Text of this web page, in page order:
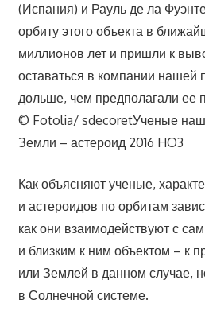
(Испания) и Рауль де ла
орбиту этого объекта в
миллионов лет и пришли к
оставаться в компании нашей
дольше, чем предполагали ее
© Fotolia/ sdecoretУченые
Земли – астероид 2016 HO3
Как объясняют ученые,
и астероидов по орбитам
как они взаимодействуют с
и близким к ним объектом – к
или Землей в данном случае,
в Солнечной системе.